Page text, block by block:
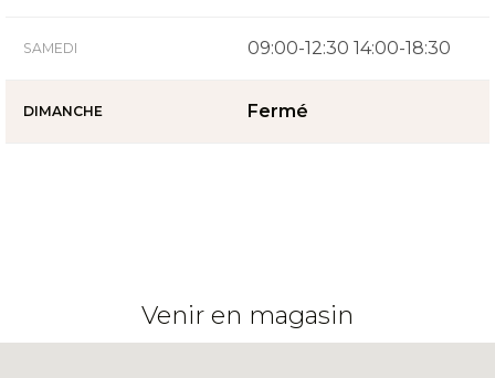
SAMEDI 09:00-12:30 14:00-18:30
DIMANCHE Fermé
Venir en magasin